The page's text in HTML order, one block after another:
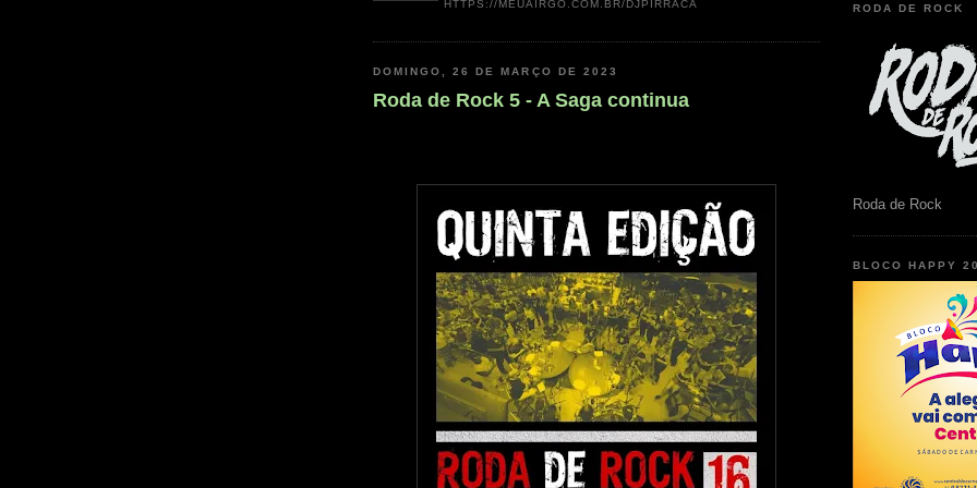
HTTPS://MEUAIRGO.COM.BR/DJPIRRACA
DOMINGO, 26 DE MARÇO DE 2023
Roda de Rock 5 - A Saga continua
RODA DE ROCK
Roda de Rock
BLOCO HAPPY